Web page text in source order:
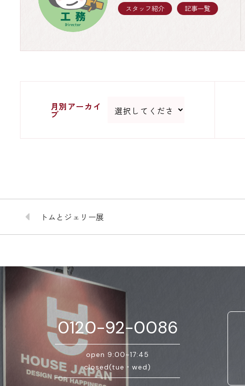
スタッフ紹介
記事一覧
月別アーカイ
ブ
トムとジェリー展
0120-92-0086
open 9:00~17:45
closed(tue・wed)